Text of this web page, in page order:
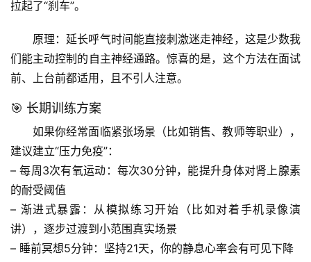
档
案
宇
天
文
生
活
科
学
拉起了“刹车”。
原理 ：延长呼气时间能直接刺激迷走神经，这是少数我
们能主动控制的自主神经通路。惊喜的是，这个方法在面试
前、上台前都适用，且不引人注意。
🎯 长期训练方案
如果你经常面临紧张场景（比如销售、教师等职业），
建议建立“压力免疫”：
– 每周3次有氧运动 ：每次30分钟，能提升身体对肾上腺素
的耐受阈值
– 渐进式暴露 ：从模拟练习开始（比如对着手机录像演
讲），逐步过渡到小范围真实场景
– 睡前冥想5分钟 ：坚持21天，你的静息心率会有可见下降